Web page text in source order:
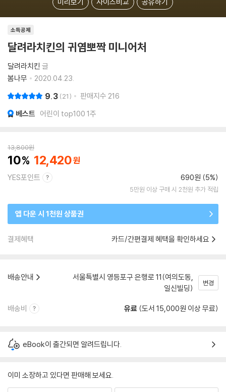
소득공제
달려라치킨의 귀염뽀짝 미니어처
달려라치킨 글
봄나무
2020.04.23.
9.3 21 판매지수 216
베스트 어린이 top100 1주
13,800원
10 12,420
YES포인트 690원 (5%)
5만원 이상 구매 시 2천원 추가 적립
앱 다운 시 1천원 상품권
결제혜택 카드/간편결제 혜택을 확인하세요
배송안내
서울특별시 영등포구 은행로 11(여의도동,
일신빌딩)
변경
배송비 유료 (도서 15,000원 이상 무료)
eBook이 출간되면 알려드립니다.
이미 소장하고 있다면 판매해 보세요.